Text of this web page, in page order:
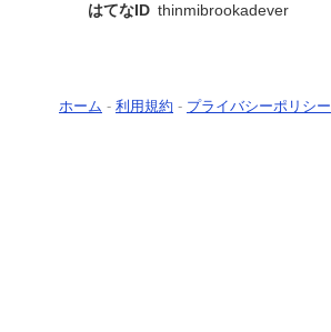
はてなID thinmibrookadever
ホーム - 利用規約 - プライバシーポリシー